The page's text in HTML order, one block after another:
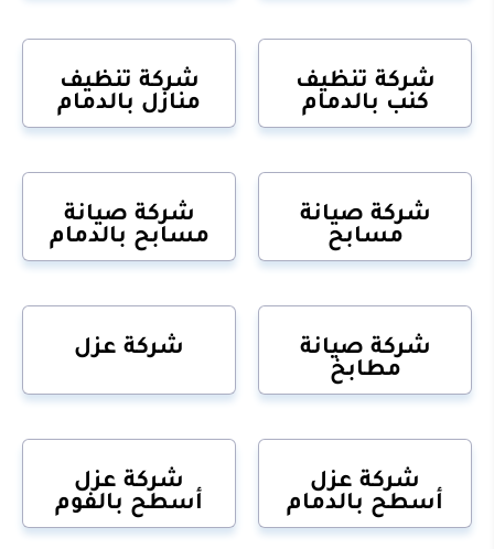
شركة تنظيف
كنب بالدمام
شركة تنظيف
منازل بالدمام
شركة صيانة
مسابح
شركة صيانة
مسابح بالدمام
شركة صيانة
مطابخ
شركة عزل
شركة عزل
أسطح بالدمام
شركة عزل
أسطح بالفوم